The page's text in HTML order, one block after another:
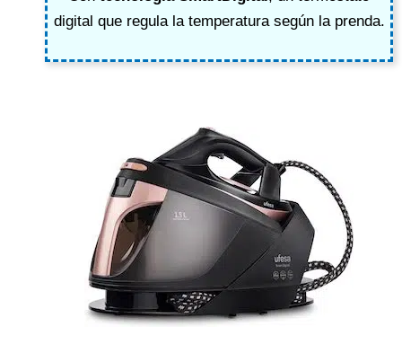
digital que regula la temperatura según la prenda.